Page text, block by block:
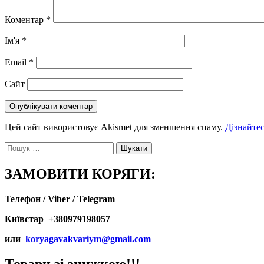
Коментар *
Ім'я *
Email *
Сайт
Цей сайт використовує Akismet для зменшення спаму.
Пошук:
ЗАМОВИТИ КОРЯГИ:
Телефон / Viber / Telegram
Київстар +380979198057
или koryagavakvariym@gmail.com